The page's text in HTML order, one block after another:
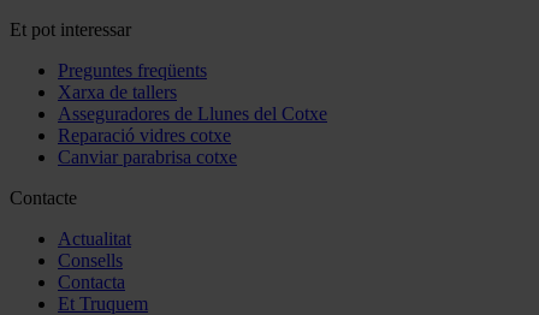
Et pot interessar
Preguntes freqüents
Xarxa de tallers
Asseguradores de Llunes del Cotxe
Reparació vidres cotxe
Canviar parabrisa cotxe
Contacte
Actualitat
Consells
Contacta
Et Truquem